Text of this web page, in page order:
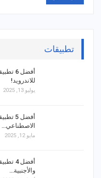
تطبيقات
أفضل
للاندرويد!
يوليو 13, 2025
أفضل 5
الاصطناعي…
مايو 12, 2025
أفضل
والأجنبية…